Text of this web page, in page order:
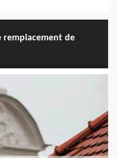
remplacement de